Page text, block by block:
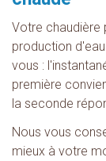
Votre chaudière
production
vous :
première
la seconde
Nous vous
mieux à votre